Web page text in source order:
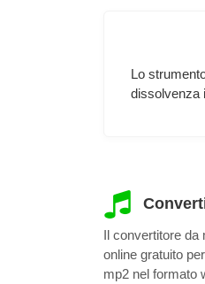
Lo
dissolvenza
Il convertitore da
online gratuito
mp2 nel formato